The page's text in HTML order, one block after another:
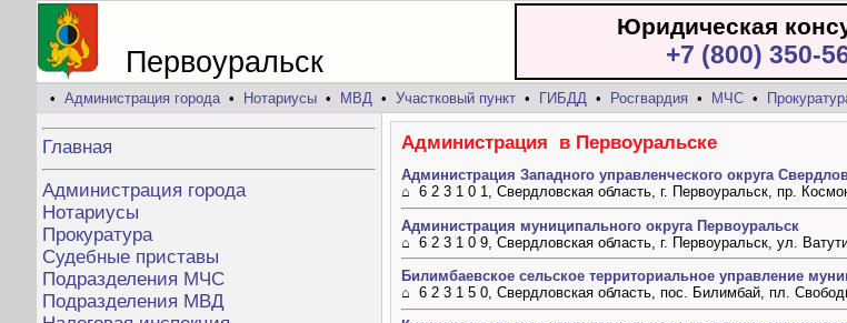
Первоуральск
Юридическая
+7 (800) 350-
• Администрация города• Нотариусы • МВД • Участковый пункт • ГИБДД • Росгвардия • МЧС •
Главная
Администрация города
Нотариусы
Прокуратура
Судебные приставы
Подразделения МЧС
Подразделения МВД
Администрация в Первоуральске
Администрация Западного управленческого округа
⌂ 6 2 3 1 0 1, Свердловская область, г. Первоуральск, пр.
Администрация муниципального округа Первоуральск
⌂ 6 2 3 1 0 9, Свердловская область, г. Первоуральск, ул.
Билимбаевское сельское территориальное управление
⌂ 6 2 3 1 5 0, Свердловская область, пос. Билимбай, пл.